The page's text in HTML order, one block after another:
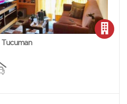
Tucuman